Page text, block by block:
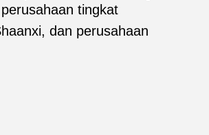
perusahaan tingkat
dan perusahaan